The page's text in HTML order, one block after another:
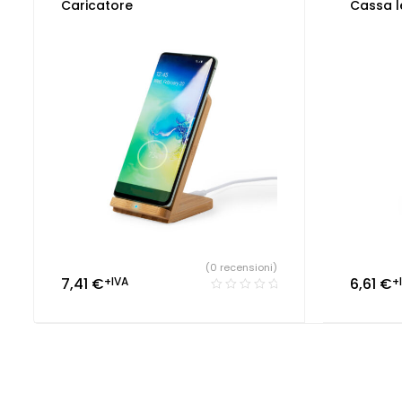
Caricatore
7,41 €+IVA
(0 recensioni)
Cassa
6,61 €